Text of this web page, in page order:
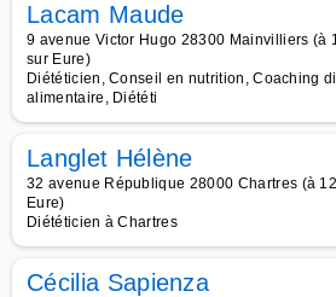
Lacam Maude
9 avenue Victor Hugo 28300 Mainvilliers (à
sur Eure)
Diététicien, Conseil en nutrition, Coaching
alimentaire, Diététi
Langlet Hélène
32 avenue République 28000 Chartres (à
Eure)
Diététicien à Chartres
Cécilia Sapienza